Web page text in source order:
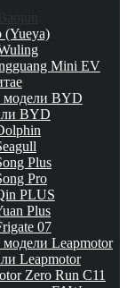
(Yueya)
Mini EV
модели BYD
BYD
Plus
Pro
PLUS
Plus
07
Leapmotor
Leapmotor
Zero Run C11